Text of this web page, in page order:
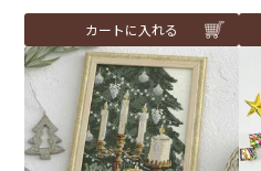
カートに入れる